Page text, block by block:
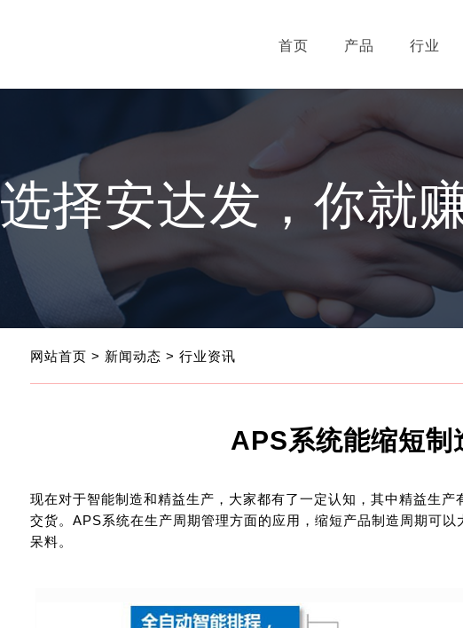
首页 产品 行业
选择安达发，你就
网站首页 > 新闻动态 > 行业资讯
APS系统能缩短制
现在对于智能制造和精益生产，大家都有了一定认知，其中精益生
交货。APS系统在生产周期管理方面的应用，缩短产品制造周期可
呆料。